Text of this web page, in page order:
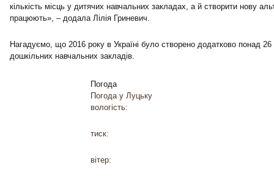
кількість місць у дитячих навчальних закладах, а й створити нову
працюють», – додала Лілія Гриневич.
Нагадуємо, що 2016 року в Україні було створено додатково понад 26
дошкільних навчальних закладів.
Погода
Погода у Луцьку
вологість:
тиск:
вітер: